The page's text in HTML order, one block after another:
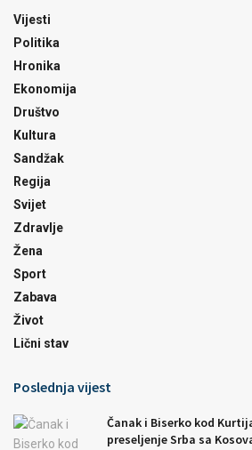
Vijesti
Politika
Hronika
Ekonomija
Društvo
Kultura
Sandžak
Regija
Svijet
Zdravlje
Žena
Sport
Zabava
Život
Lični stav
Poslednja vijest
Čanak i Biserko kod
preseljenje Srba sa